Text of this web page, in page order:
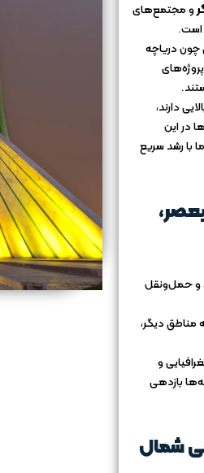
و مجتمع‌های
است.
چون دریاچه
دارند،
در این
با رشد سریع
و حمل‌ونقل
مناطق دیگر،
و
بازدهی
شمال